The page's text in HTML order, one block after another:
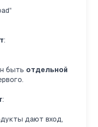
:
быть отдельной
:
дают вход,